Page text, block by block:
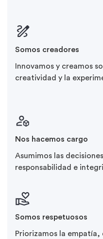
Somos creadores
Innovamos y creamos
creatividad y la
Nos hacemos cargo
Asumimos las
responsabilidad e
Somos respetuosos
Priorizamos la empatía,